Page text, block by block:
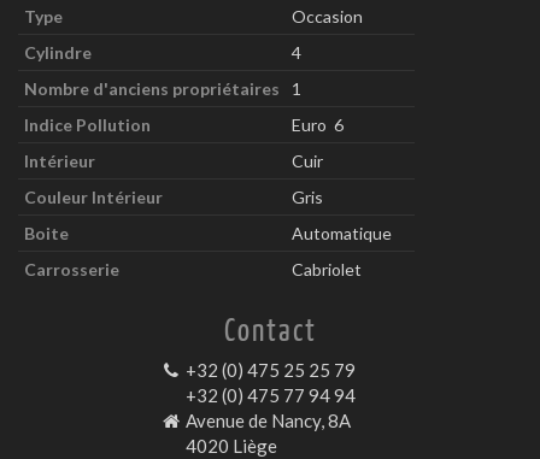
Type
Occasion
Cylindre
4
Nombre d'anciens propriétaires
1
Indice Pollution
Euro 6
Intérieur
Cuir
Couleur Intérieur
Gris
Boite
Automatique
Carrosserie
Cabriolet
Contact
+32 (0) 475 25 25 79
+32 (0) 475 77 94 94
Avenue de Nancy, 8A
4020 Liège